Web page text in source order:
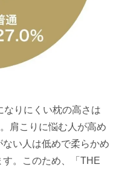
なりにくい枕の高さは
肩こりに悩む人が高め
い人は低めで柔らかめ
。このため、「THE